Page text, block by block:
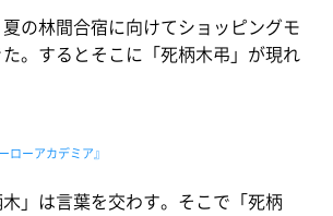
夏の林間合宿に向けてショッピングモ
。するとそこに「死柄木弔」が現れ
ローアカデミア』
木」は言葉を交わす。そこで「死柄